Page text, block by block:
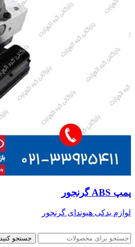
پمپ ABS گرنجور
لوازم یدکی هیوندای گرنجور
جستجو کنید